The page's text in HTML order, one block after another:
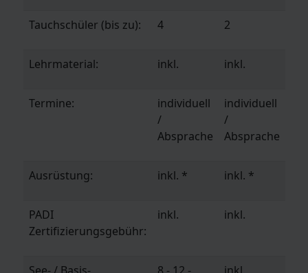
Tauchschüler (bis zu): 4 2
Lehrmaterial: inkl. inkl.
Termine:
individuell
/
Absprache
individuell
/
Absprache
Ausrüstung: inkl. * inkl. *
PADI
Zertifizierungsgebühr:
inkl. inkl.